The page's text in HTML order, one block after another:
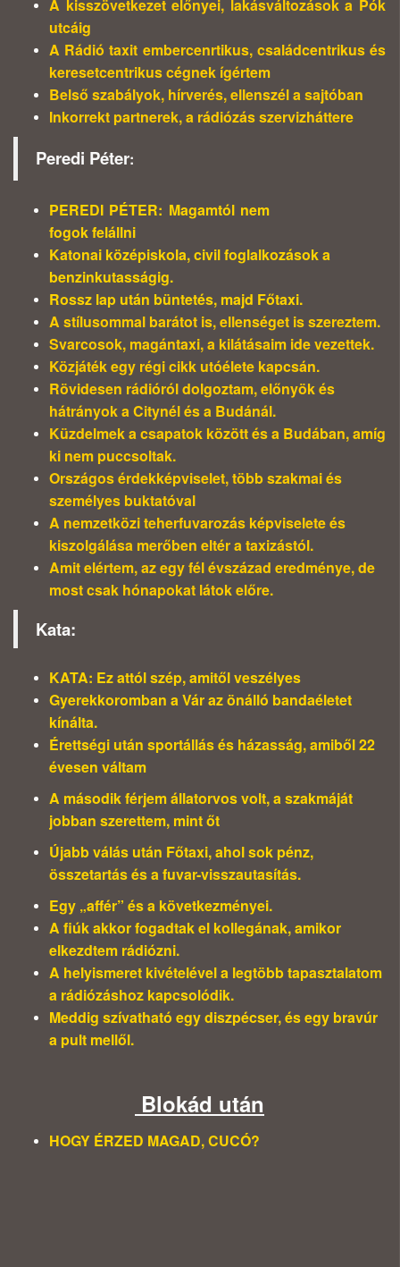
A kisszövetkezet előnyei, lakásváltozások a Pók
utcáig
A Rádió taxit embercenrtikus, családcentrikus és
keresetcentrikus cégnek ígértem
Belső szabályok, hírverés, ellenszél a sajtóban
Inkorrekt partnerek, a rádiózás szervizháttere
Peredi Péter:
PEREDI PÉTER: Magamtól nem
fogok felállni
Katonai középiskola, civil foglalkozások a
benzinkutasságig.
Rossz lap után büntetés, majd Főtaxi.
A stílusommal barátot is, ellenséget is szereztem.
Svarcosok, magántaxi, a kilátásaim ide vezettek.
Közjáték egy régi cikk utóélete kapcsán.
Rövidesen rádióról dolgoztam, előnyök és
hátrányok a Citynél és a Budánál.
Küzdelmek a csapatok között és a Budában, amíg
ki nem puccsoltak.
Országos érdekképviselet, több szakmai és
személyes buktatóval
A nemzetközi teherfuvarozás képviselete és
kiszolgálása merőben eltér a taxizástól.
Amit elértem, az egy fél évszázad eredménye, de
most csak hónapokat látok előre.
Kata:
KATA: Ez attól szép, amitől veszélyes
Gyerekkoromban a Vár az önálló bandaéletet
kínálta.
Érettségi után sportállás és házasság, amiből 22
évesen váltam
A második férjem állatorvos volt, a szakmáját
jobban szerettem, mint őt
Újabb válás után Főtaxi, ahol sok pénz,
összetartás és a fuvar-visszautasítás.
Egy „affér” és a következményei.
A fiúk akkor fogadtak el kollegának, amikor
elkezdtem rádiózni.
A helyismeret kivételével a legtöbb tapasztalatom
a rádiózáshoz kapcsolódik.
Meddig szívatható egy diszpécser, és egy bravúr
a pult mellől.
Blokád után
HOGY ÉRZED MAGAD, CUCÓ?